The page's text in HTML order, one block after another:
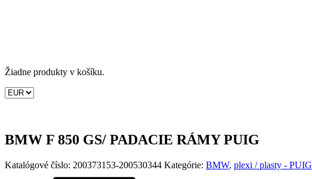
Žiadne produkty v košíku.
BMW F 850 GS/ PADACIE RÁMY PUIG
Katalógové číslo: 200373153-200530344 Kategórie: BMW, plexi / plasty - PUIG